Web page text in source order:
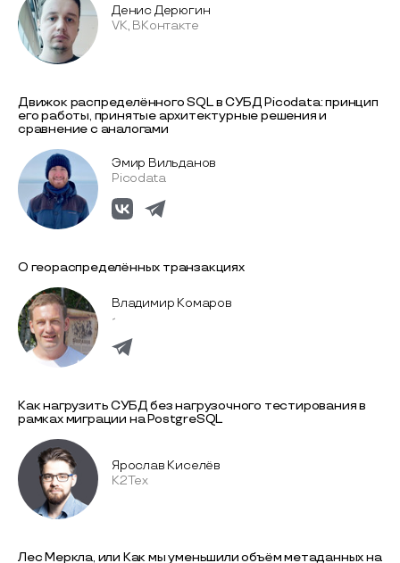
Денис Дерюгин
VK, ВКонтакте
Движок распределённого SQL в СУБД Picodata: принцип
его работы, принятые архитектурные решения и
сравнение с аналогами
Эмир Вильданов
Picodata
О геораспределённых транзакциях
Владимир Комаров
-
Как нагрузить СУБД без нагрузочного тестирования в
рамках миграции на PostgreSQL
Ярослав Киселёв
К2Тех
Лес Меркла, или Как мы уменьшили объём метаданных на